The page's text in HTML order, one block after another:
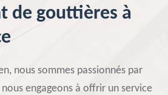
de gouttières à
nous sommes passionnés par
engageons à offrir un service